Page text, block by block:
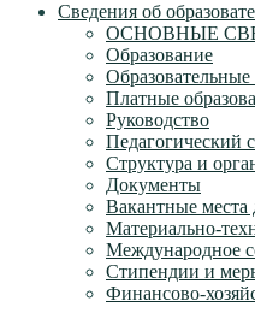
Сведения об
ОСНОВНЫЕ
Образование
Платные
Руководство
Педагогический
Структура и
Документы
Вакантные места
Материально-
Международное
Стипендии и
Финансово-